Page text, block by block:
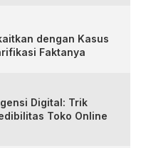
dengan Kasus
Faktanya
Digital: Trik
Toko Online